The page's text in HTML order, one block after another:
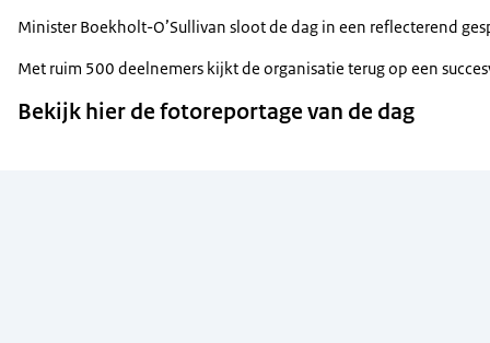
Minister Boekholt-O’Sullivan sloot de dag in een reflecterend
Met ruim 500 deelnemers kijkt de organisatie terug op een
Bekijk hier de fotoreportage van de dag